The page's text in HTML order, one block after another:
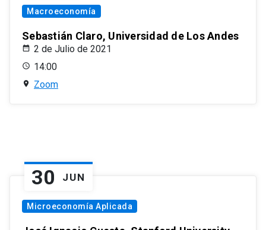
Macroeconomía
Sebastián Claro, Universidad de Los Andes
2 de Julio de 2021
14:00
Zoom
30 JUN
Microeconomía Aplicada